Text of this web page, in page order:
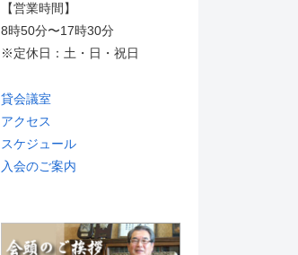
【営業時間】
8時50分〜17時30分
※定休日：土・日・祝日
貸会議室
アクセス
スケジュール
入会のご案内